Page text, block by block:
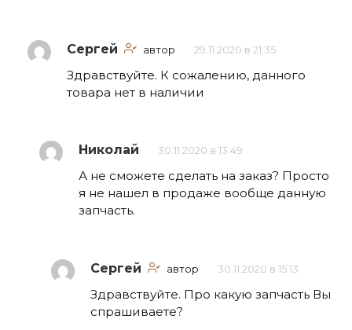
Сергей автор 29.11.2020 в 21:35
Здравствуйте. К сожалению, данного
товара нет в наличии
Николай 30.11.2020 в 13:49
А не сможете сделать на заказ? Просто
я не нашел в продаже вообще данную
запчасть.
Сергей автор 30.11.2020 в 15:13
Здравствуйте. Про какую запчасть Вы
спрашиваете?